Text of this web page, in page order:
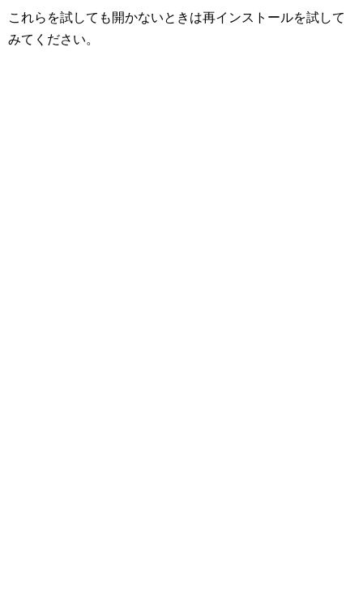
これらを試しても開かないときは再インストールを試して
みてください。